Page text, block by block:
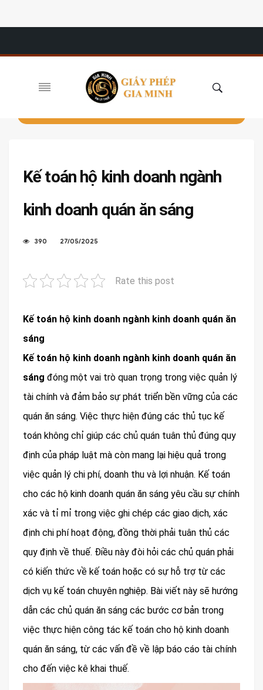
Kế toán hộ kinh doanh ngành
kinh doanh quán ăn sáng
390 27/05/2025
Rate this post
Kế toán hộ kinh doanh ngành kinh doanh quán ăn
sáng
Kế toán hộ kinh doanh ngành kinh doanh quán ăn
sáng đóng một vai trò quan trọng trong việc quản lý
tài chính và đảm bảo sự phát triển bền vững của các
quán ăn sáng. Việc thực hiện đúng các thủ tục kế
toán không chỉ giúp các chủ quán tuân thủ đúng quy
định của pháp luật mà còn mang lại hiệu quả trong
việc quản lý chi phí, doanh thu và lợi nhuận. Kế toán
cho các hộ kinh doanh quán ăn sáng yêu cầu sự chính
xác và tỉ mỉ trong việc ghi chép các giao dịch, xác
định chi phí hoạt động, đồng thời phải tuân thủ các
quy định về thuế. Điều này đòi hỏi các chủ quán phải
có kiến thức về kế toán hoặc có sự hỗ trợ từ các
dịch vụ kế toán chuyên nghiệp. Bài viết này sẽ hướng
dẫn các chủ quán ăn sáng các bước cơ bản trong
việc thực hiện công tác kế toán cho hộ kinh doanh
quán ăn sáng, từ các vấn đề về lập báo cáo tài chính
cho đến việc kê khai thuế.